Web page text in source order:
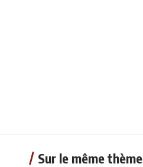
Sur le même thème